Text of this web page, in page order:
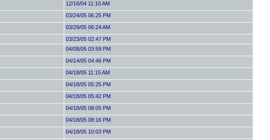
12/16/04 11:10 AM
03/24/05 06:25 PM
03/29/05 06:24 AM
03/23/05 02:47 PM
04/08/05 03:59 PM
04/14/05 04:46 PM
04/18/05 11:15 AM
04/18/05 05:25 PM
04/18/05 05:42 PM
04/18/05 08:05 PM
04/18/05 08:16 PM
04/18/05 10:03 PM